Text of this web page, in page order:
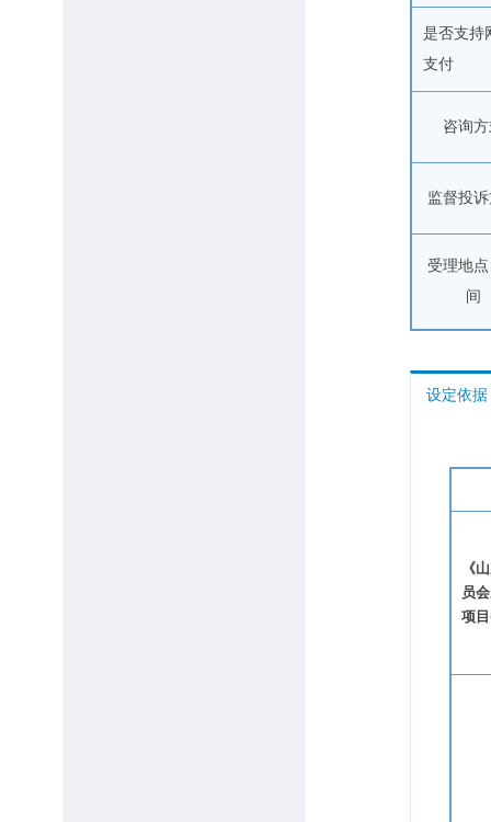
是否支持
支付
咨询
监督投
受理地
间
设定依据
《
员
项